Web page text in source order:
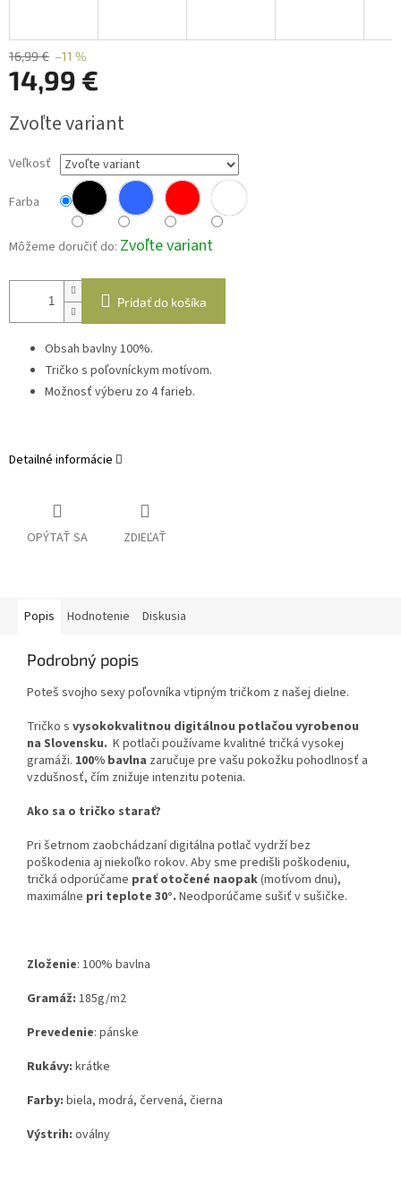
16,99 € –11 %
14,99 €
cena:
Zvoľte variant
Veľkosť
Farba
Môžeme doručiť do: Zvoľte variant
Pridať do košíka
Obsah bavlny 100%.
Tričko s poľovníckym motívom.
Možnosť výberu zo 4 farieb.
Detailné informácie
OPÝTAŤ SA ZDIEĽAŤ
Popis Hodnotenie Diskusia
Podrobný popis
Poteš svojho sexy poľovníka vtipným tričkom z našej dielne.
Tričko s vysokokvalitnou digitálnou potlačou vyrobenou
na Slovensku. K potlači používame kvalitné tričká vysokej
gramáži. 100% bavlna zaručuje pre vašu pokožku pohodlnosť a
vzdušnosť, čím znižuje intenzitu potenia.
Ako sa o tričko starať?
Pri šetrnom zaobchádzaní digitálna potlač vydrží bez
poškodenia aj niekoľko rokov. Aby sme predišli poškodeniu,
tričká odporúčame prať otočené naopak(motívom dnu),
maximálne pri teplote 30°. Neodporúčame sušiť v sušičke.
Zloženie: 100% bavlna
Gramáž: 185g/m2
Prevedenie: pánske
Rukávy: krátke
Farby: biela, modrá, červená, čierna
Výstrih: oválny